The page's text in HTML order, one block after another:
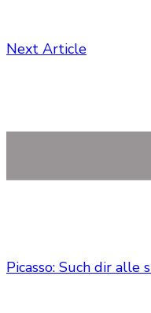
Next Article
Picasso: Such dir alle